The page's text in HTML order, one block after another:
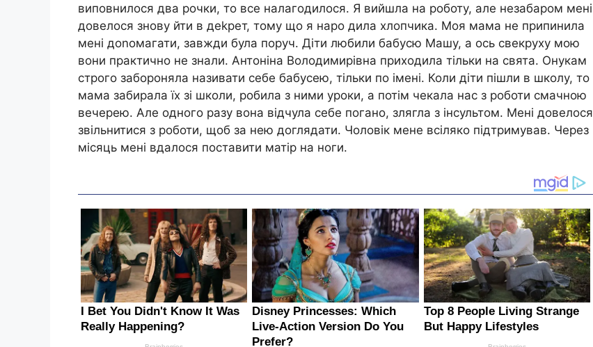
виповнилося два рочки, то все налагодилося. Я вийшла на роботу, але незабаром мені
довелося знову йти в деkрет, тому що я наро дила хлопчика. Моя мама не припинила
мені доnомагати, завжди була поруч. Діти любили бабусю Машу, а ось свекруху мою
вони практично не знали. Антоніна Володимирівна приходила тільки на свята. Онукам
строго забороняла називати себе бабусею, тільки по імені. Коли діти пішли в школу, то
мама забирала їх зі школи, робила з ними уроки, а потім чекала нас з роботи смачною
вечерею. Але одного разу вона відчула себе погано, злягла з інсультом. Мені довелося
звільнитися з роботи, щоб за нею доглядати. Чоловік мене всіляко підтримував. Через
місяць мені вдалося поставити матір на ноги.